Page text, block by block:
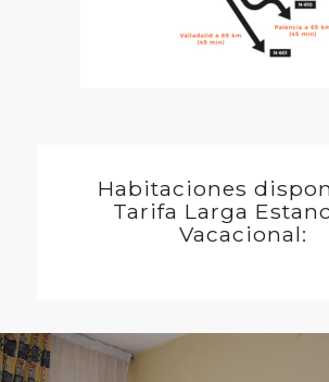
Habitaciones
Tarifa Larga
Vacacional: